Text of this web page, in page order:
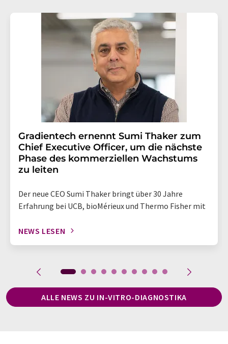
Gradientech ernennt Sumi Thaker zum
Chief Executive Officer, um die nächste
Phase des kommerziellen Wachstums
zu leiten
Der neue CEO Sumi Thaker bringt über 30 Jahre
Erfahrung bei UCB, bioMérieux und Thermo Fisher mit
NEWS LESEN
ALLE NEWS ZU IN-VITRO-DIAGNOSTIKA